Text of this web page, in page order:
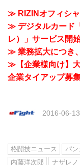
≫ RIZINオフィシ
≫ デジタルカード
レ）」サービス開始
≫ 業務拡大につき
≫【企業様向け】
企業タイアップ募
2016-06-13
格闘技ニュース パン
内藤洋次郎
ナザレノ